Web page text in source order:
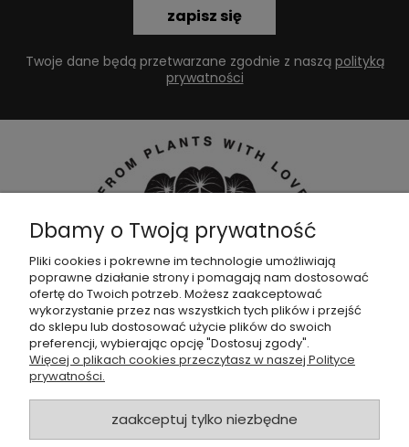
zapisz się
Twoje dane będą przetwarzane zgodnie z naszą polityką
prywatności
Dołącz do naszejgrupy facebookowej !
POMOC
SKLEP
Dbamy o Twoją prywatność
Pliki cookies i pokrewne im technologie umożliwiają
poprawne działanie strony i pomagają nam dostosować
ofertę do Twoich potrzeb. Możesz zaakceptować
wykorzystanie przez nas wszystkich tych plików i przejść
do sklepu lub dostosować użycie plików do swoich
preferencji, wybierając opcję "Dostosuj zgody".
Więcej o plikach cookies przeczytasz w naszej Polityce
prywatności.
zaakceptuj tylko niezbędne